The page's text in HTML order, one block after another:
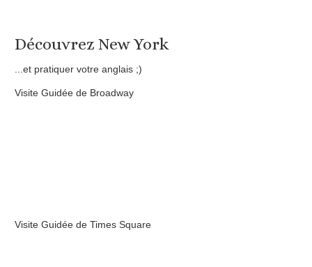
Découvrez New York
...et pratiquer votre anglais ;)
Visite Guidée de Broadway
Visite Guidée de Times Square